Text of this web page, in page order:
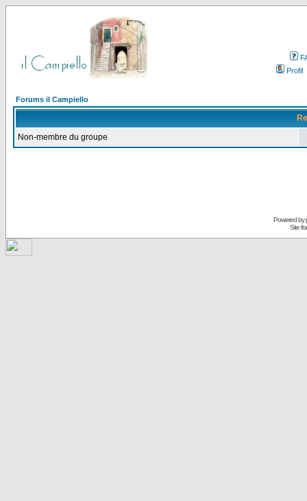
Profil
Forums il Campiello
Non-membre du groupe
Powered by
Site